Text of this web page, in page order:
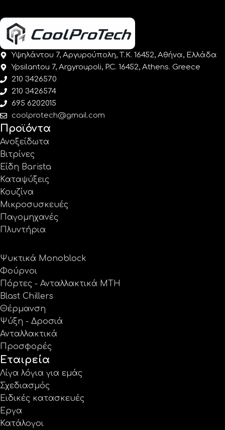
Υψηλάντου 7, Αργυρούπολη, Τ.Κ. 16452, Αθήνα, Ελλάδα
Ypsilantou 7, Argyroupoli, P.C. 16452, Athens. Greece
210 3426570
210 3426574
695 6202015
coolprotech@gmail.com
Προϊόντα
Ανοξείδωτα
Βιτρίνες
Είδη Barista
Καταψύξεις
Κουζίνα
Μικροσυσκευές
Παγομηχανές
Πλυντήρια
Ψυκτικά Monoblock
Φούρνοι
Πόρτες - Ανταλλακτικά MTH
Blast Chillers
Θέρμανση
Ψύξη - Δροσιά
Ανταλλακτικά
Προσφορές
Εταιρεία
Λίγα λόγια για εμάς
Σχεδιασμός
Ειδικές κατασκευές
Έργα
Κατάλογοι